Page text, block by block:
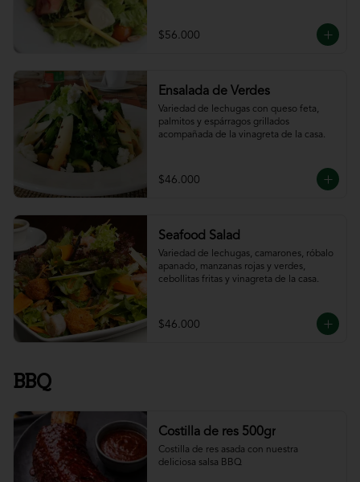
$56.000
Ensalada de Verdes
Variedad de lechugas con queso feta,
palmitos y espárragos grillados
acompañada de la vinagreta de la casa.
$46.000
Seafood Salad
Variedad de lechugas, camarones, róbalo
apanado, manzanas rojas y verdes,
cebollitas fritas y vinagreta de la casa.
$46.000
BBQ
Costilla de res 500gr
Costilla de res asada con nuestra
deliciosa salsa BBQ